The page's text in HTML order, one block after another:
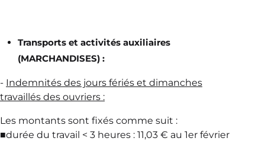
Transports et activités auxiliaires
(MARCHANDISES) :
- Indemnités des jours fériés et dimanches
travaillés des ouvriers :
Les montants sont fixés comme suit :
■durée du travail < 3 heures : 11,03 € au 1er février